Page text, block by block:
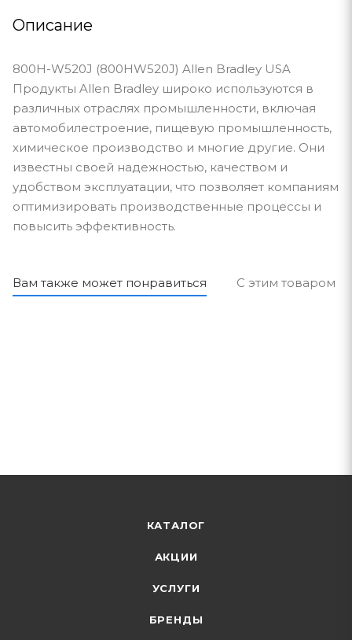
Описание
800H-W520J (800HW520J) Allen Bradley USA
Продукты Allen Bradley широко используются в
различных отраслях промышленности, включая
автомобилестроение, пищевую промышленность,
химическое производство и многие другие. Они
известны своей надежностью, качеством и
удобством эксплуатации, что позволяет компаниям
оптимизировать производственные процессы и
повысить эффективность.
Вам также может понравиться С этим товаром
КАТАЛОГ
АКЦИИ
УСЛУГИ
БРЕНДЫ